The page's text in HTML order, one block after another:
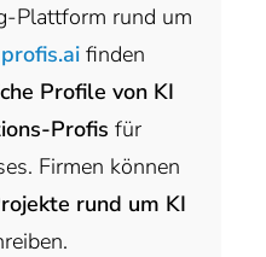
Plattform rund um
profis.ai finden
Profile von KI
Profis für
Firmen können
rund um KI